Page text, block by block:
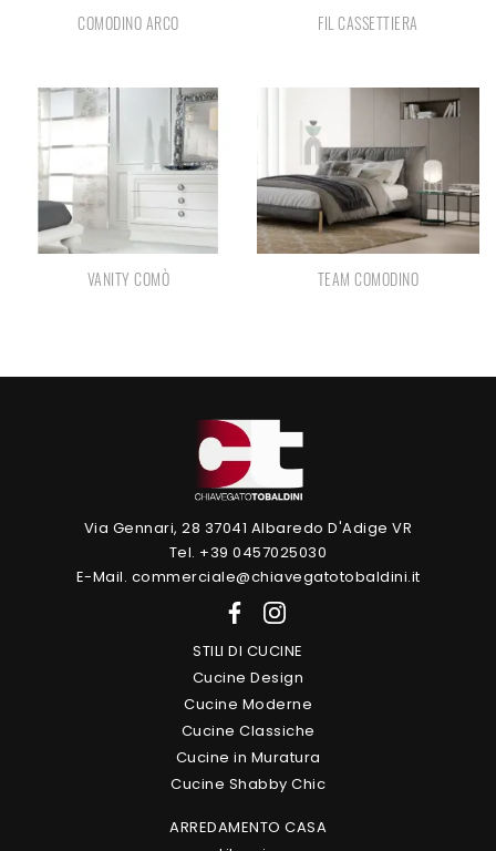
COMODINO ARCO FIL CASSETTIERA
VANITY COMÒ TEAM COMODINO
Via Gennari, 28 37041 Albaredo D'Adige VR
Tel. +39 0457025030
E-Mail. commerciale@chiavegatotobaldini.it
STILI DI CUCINE
Cucine Design
Cucine Moderne
Cucine Classiche
Cucine in Muratura
Cucine Shabby Chic
ARREDAMENTO CASA